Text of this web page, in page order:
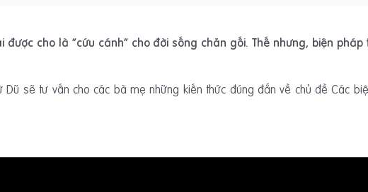
cho là “cứu cánh” cho đời sống chăn gối. Thế nhưng, biện
Dũ sẽ tư vấn cho các bà mẹ những kiến thức đúng đắn về chủ đề Các